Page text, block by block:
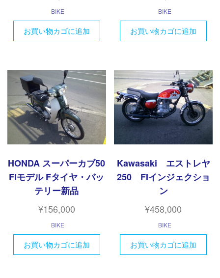
BIKE
お買い物カゴに追加
BIKE
お買い物カゴに追加
HONDA スーパーカブ50
FIモデル Fタイヤ・バッ
テリー新品
¥156,000
BIKE
お買い物カゴに追加
Kawasaki エストレヤ
250 FIインジェクショ
ン
¥458,000
BIKE
お買い物カゴに追加